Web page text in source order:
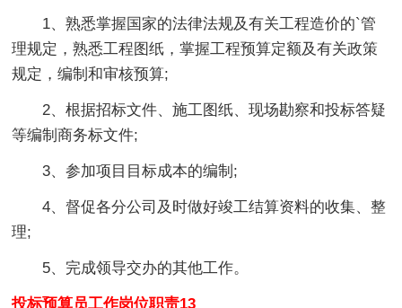
1、熟悉掌握国家的法律法规及有关工程造价的`管
理规定，熟悉工程图纸，掌握工程预算定额及有关政策
规定，编制和审核预算;
2、根据招标文件、施工图纸、现场勘察和投标答疑
等编制商务标文件;
3、参加项目目标成本的编制;
4、督促各分公司及时做好竣工结算资料的收集、整
理;
5、完成领导交办的其他工作。
投标预算员工作岗位职责13